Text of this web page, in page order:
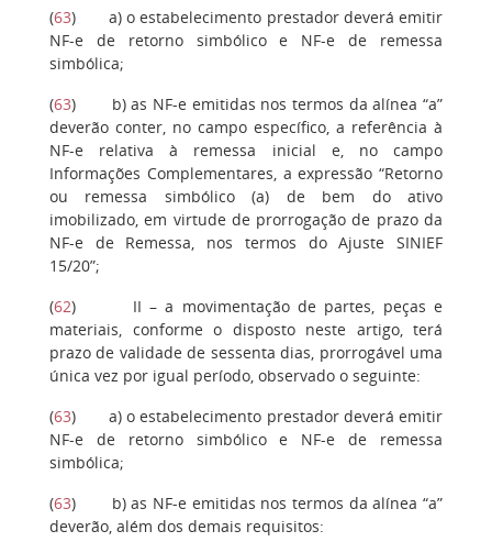
(63) a) o estabelecimento prestador deverá emitir
NF-e de retorno simbólico e NF-e de remessa
simbólica;
(63) b)as NF-e emitidas nos termos da alínea “a”
deverão conter, no campo específico, a referência à
NF-e relativa à remessa inicial e, no campo
Informações Complementares, a expressão “Retorno
ou remessa simbólico (a) de bem do ativo
imobilizado, em virtude de prorrogação de prazo da
NF-e de Remessa, nos termos do Ajuste SINIEF
15/20”;
(62) II – a movimentação de partes, peças e
materiais, conforme o disposto neste artigo, terá
prazo de validade de sessenta dias, prorrogável uma
única vez por igual período, observado o seguinte:
(63) a) o estabelecimento prestador deverá emitir
NF-e de retorno simbólico e NF-e de remessa
simbólica;
(63) b)as NF-e emitidas nos termos da alínea “a”
deverão, além dos demais requisitos: